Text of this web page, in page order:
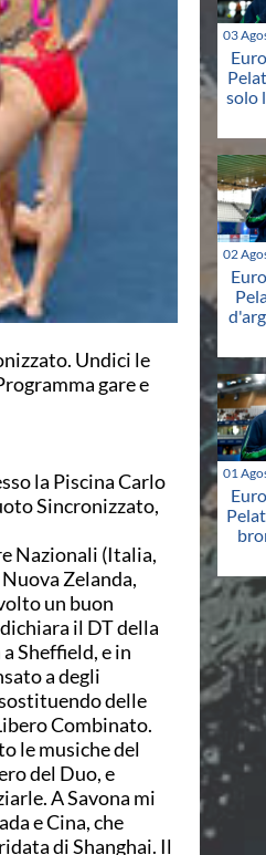
Undici le
gare e
la Piscina Carlo
Sincronizzato,
Nazionali (Italia,
Zelanda,
un buon
il DT della
Sheffield, e in
a degli
delle
Combinato.
le musiche del
del Duo, e
A Savona mi
e Cina, che
di Shanghai. Il
03
solo
02
01